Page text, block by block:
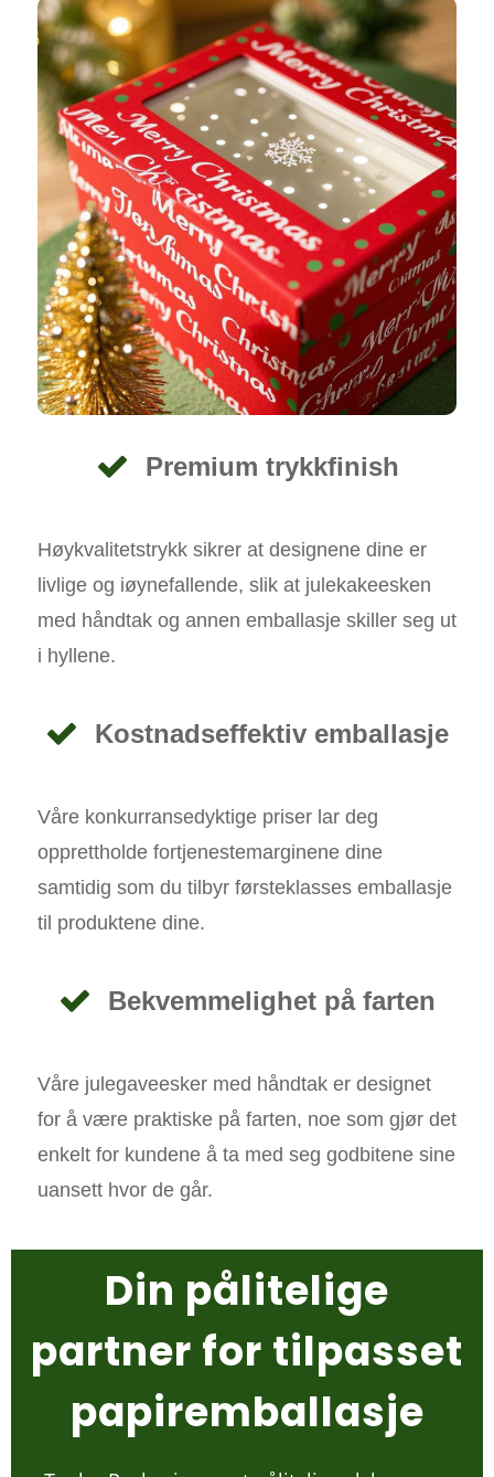
Premium trykkfinish
Høykvalitetstrykk sikrer at designene dine er
livlige og iøynefallende, slik at julekakeesken
med håndtak og annen emballasje skiller seg ut
i hyllene.
Kostnadseffektiv emballasje
Våre konkurransedyktige priser lar deg
opprettholde fortjenestemarginene dine
samtidig som du tilbyr førsteklasses emballasje
til produktene dine.
Bekvemmelighet på farten
Våre julegaveesker med håndtak er designet
for å være praktiske på farten, noe som gjør det
enkelt for kundene å ta med seg godbitene sine
uansett hvor de går.
Din pålitelige
partner for tilpasset
papiremballasje